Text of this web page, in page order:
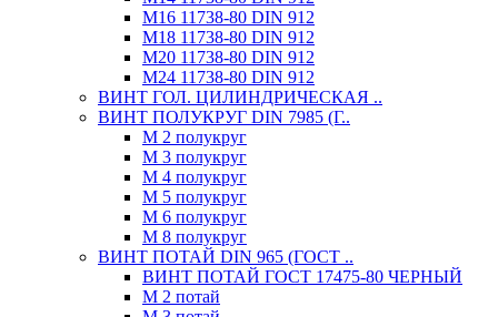
М16 11738-80 DIN 912
М18 11738-80 DIN 912
М20 11738-80 DIN 912
М24 11738-80 DIN 912
ВИНТ ГОЛ. ЦИЛИНДРИЧЕСКАЯ ..
ВИНТ ПОЛУКРУГ DIN 7985 (Г..
М 2 полукруг
М 3 полукруг
М 4 полукруг
М 5 полукруг
М 6 полукруг
М 8 полукруг
ВИНТ ПОТАЙ DIN 965 (ГОСТ ..
ВИНТ ПОТАЙ ГОСТ 17475-80 ЧЕРНЫЙ
М 2 потай